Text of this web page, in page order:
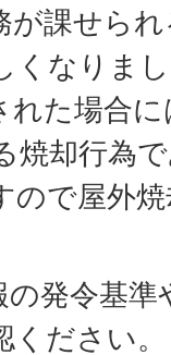
が課せら
くなりま
れた場合
焼却行為
ので屋外
発令基
ださい。